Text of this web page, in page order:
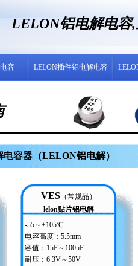
LELON铝电解电容
容 LELON插件铝电解电容
容器（LELON铝电解）
VES（常规品）
lelon贴片铝电解
-55～+105℃
电容高度：5.5mm
容值：1μF～100μF
耐压：6.3V～50V